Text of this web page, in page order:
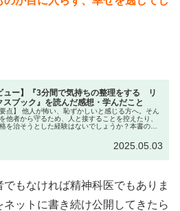
ュー】『3分間で気持ちの整理をする リ
スブック』を読んだ感想・学んだこと
要点】 他人が怖い、恥ずかしいと感じる方へ。そん
他者から守るため、人と接することを控えたり、
を治そうとした経験はないでしょうか？本書の著
2025.05.03
もなければ精神科医でもありま
ットに書き続け公開してきたら